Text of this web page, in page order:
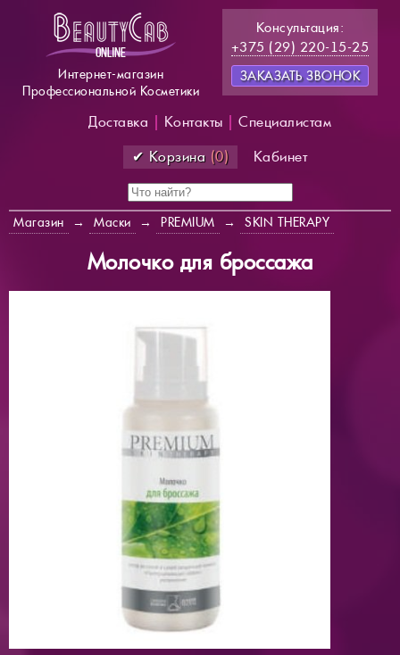
Интернет-магазин
Профессиональной Косметики
Консультация:
+375 (29) 220-15-25
ЗАКАЗАТЬ ЗВОНОК
Доставка Контакты
Специалистам
✔ Корзина (0) Кабинет
Магазин → Маски → PREMIUM → SKIN THERAPY
Молочко для броссажа